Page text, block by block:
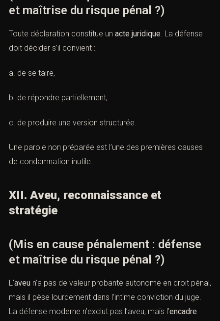
et maîtrise du risque pénal ?)
Toute déclaration constitue un acte juridique. La défense
doit décider s’il convient :
a. de se taire,
b. de répondre partiellement,
c. de produire une version structurée.
Une parole non préparée est l’une des premières causes
de condamnation inutile.
XII. Aveu, reconnaissance et
stratégie
(Mis en cause pénalement : défense
et maîtrise du risque pénal ?)
L’aveu n’a pas de valeur probante autonome en droit pénal,
mais il pèse lourdement dans l’intime conviction du juge.
La défense moderne n’exclut pas l’aveu, mais l’encadre